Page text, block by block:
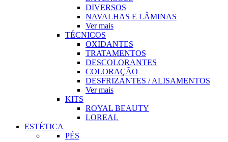
DIVERSOS
NAVALHAS E LÂMINAS
Ver mais
TÉCNICOS
OXIDANTES
TRATAMENTOS
DESCOLORANTES
COLORAÇÃO
DESFRIZANTES / ALISAMENTOS
Ver mais
KITS
ROYAL BEAUTY
LOREAL
ESTÉTICA
PÉS